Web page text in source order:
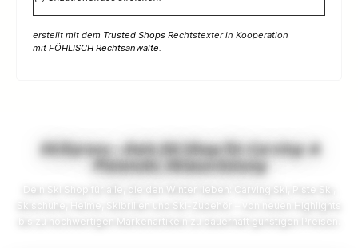
erstellt mit dem Trusted Shops Rechtstexter in Kooperation
mit FÖHLISCH Rechtsanwälte
SkiXpress – Dein Ski Shop für Carving- &
Pistenski, Skiausrüstung
Dein Ski Shop für alle, die den Winter lieben: Carving Ski, Piste Ski,
Skischuhe, Helme, Skibrillen und Ski-Zubehör – von neuen Highlights
bis zu hochwertigen Markenartikeln zu dauerhaft günstigen Preisen.